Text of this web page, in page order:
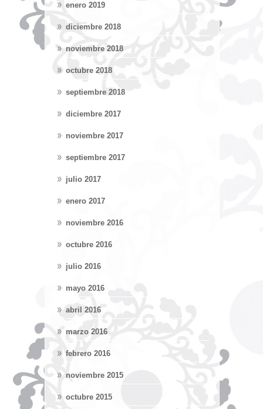
enero 2019
diciembre 2018
noviembre 2018
octubre 2018
septiembre 2018
diciembre 2017
noviembre 2017
septiembre 2017
julio 2017
enero 2017
noviembre 2016
octubre 2016
julio 2016
mayo 2016
abril 2016
marzo 2016
febrero 2016
noviembre 2015
octubre 2015